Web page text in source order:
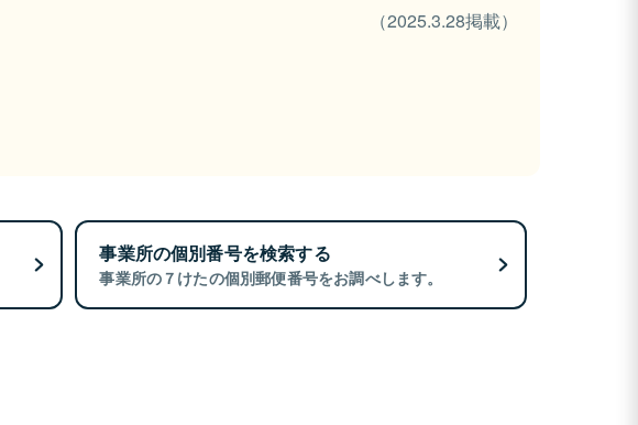
（2025.3.28掲載）
事業所の個別番号を検索する
事業所の７けたの個別郵便番号をお調べします。